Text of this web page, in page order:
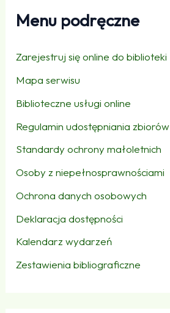
Menu podręczne
Zarejestruj się online do biblioteki
Mapa serwisu
Biblioteczne usługi online
Regulamin udostępniania zbiorów
Standardy ochrony małoletnich
Osoby z niepełnosprawnościami
Ochrona danych osobowych
Deklaracja dostępności
Kalendarz wydarzeń
Zestawienia bibliograficzne